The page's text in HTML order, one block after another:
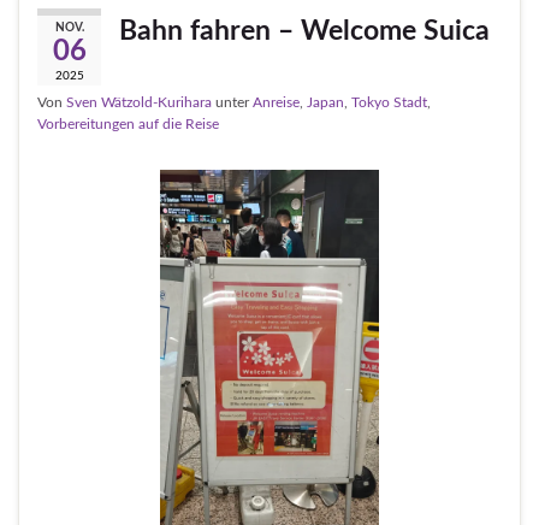
NOV.
06
2025
Bahn fahren – Welcome Suica
Von Sven Wätzold-Kurihara unterAnreise Japan Tokyo Stadt
Vorbereitungen auf die Reise